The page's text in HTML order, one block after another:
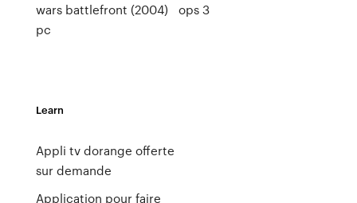
wars battlefront (2004)
pc
ops 3
Learn
Appli tv dorange offerte
sur demande
Application pour faire